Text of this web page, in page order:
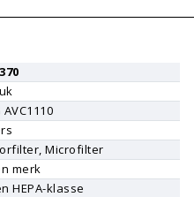
AVC1110
Microfilter
merk
HEPA-klasse